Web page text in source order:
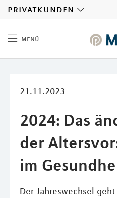
privatkunden
menü
21.11.2023
2024: Das
der
im
Der Jahreswechsel